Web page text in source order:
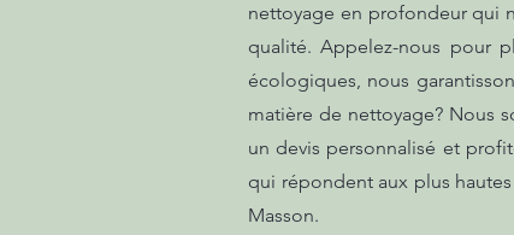
nettoyage en profondeur qui
qualité. Appelez-nous pour
écologiques, nous
matière de nettoyage? Nous
un devis personnalisé et
qui répondent aux plus
Masson.